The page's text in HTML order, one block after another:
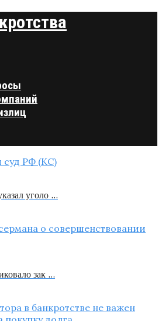
уголо …
зак …